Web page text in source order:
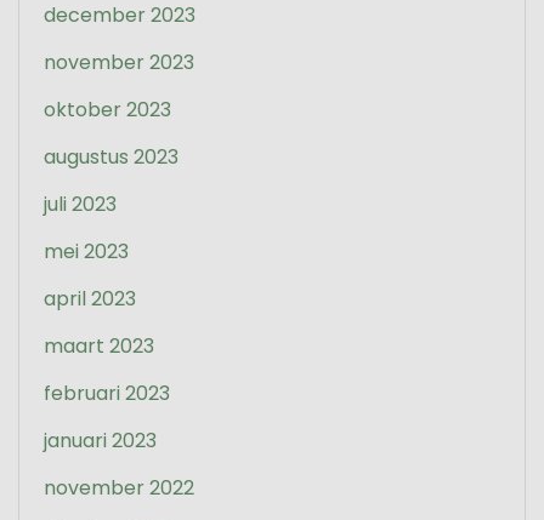
december 2023
november 2023
oktober 2023
augustus 2023
juli 2023
mei 2023
april 2023
maart 2023
februari 2023
januari 2023
november 2022